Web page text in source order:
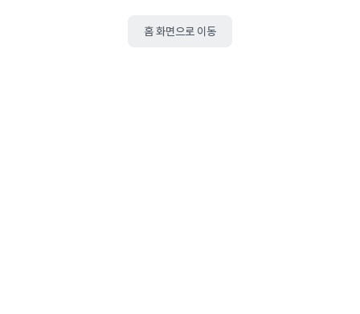
홈 화면으로 이동